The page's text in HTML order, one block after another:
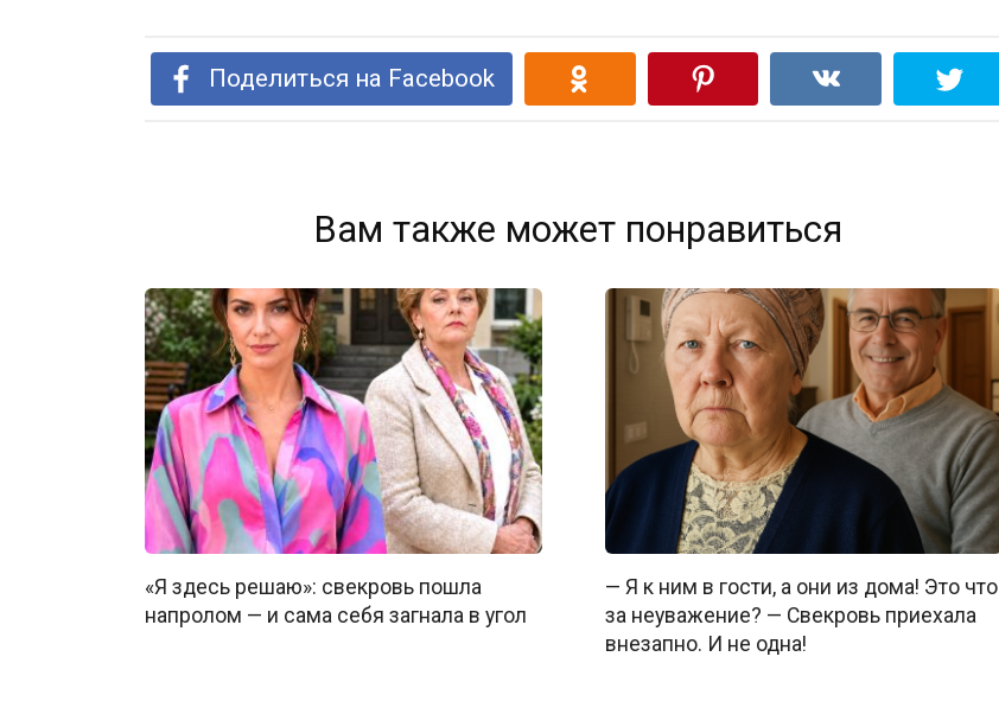
Поделиться на Facebook
Вам также может понравиться
«Я здесь решаю»: свекровь пошла
напролом — и сама себя загнала в угол
— Я к ним в гости, а они из дома! Это что
за неуважение? — Свекровь приехала
внезапно. И не одна!